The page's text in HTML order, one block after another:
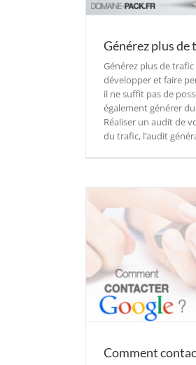
Générez plus
Générez plus de
développer et faire
il ne suffit pas de
également générer
Réaliser un audit de
du trafic, l’audit
Comment